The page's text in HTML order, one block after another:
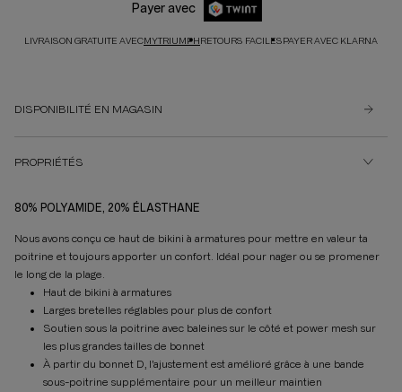
Payer avec
LIVRAISON GRATUITE AVECMYTRIUMPHRETOURS FACILESPAYER AVEC KLARNA
DISPONIBILITÉ EN MAGASIN
PROPRIÉTÉS
80% POLYAMIDE, 20% ÉLASTHANE
Nous avons conçu ce haut de bikini à armatures pour mettre en valeur ta
poitrine et toujours apporter un confort. Idéal pour nager ou se promener
le long de la plage.
Haut de bikini à armatures
Larges bretelles réglables pour plus de confort
Soutien sous la poitrine avec baleines sur le côté et power mesh sur
les plus grandes tailles de bonnet
À partir du bonnet D, l’ajustement est amélioré grâce à une bande
sous-poitrine supplémentaire pour un meilleur maintien